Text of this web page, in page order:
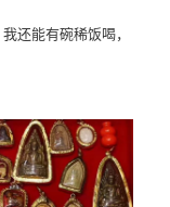
还能有碗稀饭喝，